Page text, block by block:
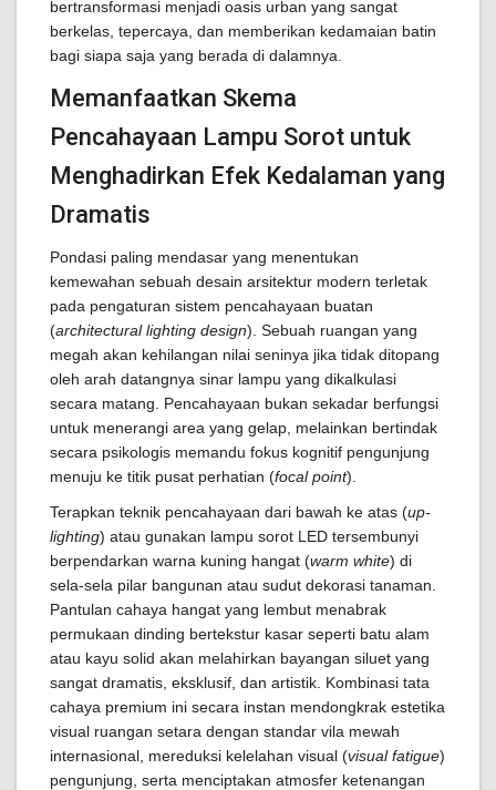
bertransformasi menjadi oasis urban yang sangat
berkelas, tepercaya, dan memberikan kedamaian batin
bagi siapa saja yang berada di dalamnya.
Memanfaatkan Skema
Pencahayaan Lampu Sorot untuk
Menghadirkan Efek Kedalaman yang
Dramatis
Pondasi paling mendasar yang menentukan
kemewahan sebuah desain arsitektur modern terletak
pada pengaturan sistem pencahayaan buatan
(architectural lighting design). Sebuah ruangan yang
megah akan kehilangan nilai seninya jika tidak ditopang
oleh arah datangnya sinar lampu yang dikalkulasi
secara matang. Pencahayaan bukan sekadar berfungsi
untuk menerangi area yang gelap, melainkan bertindak
secara psikologis memandu fokus kognitif pengunjung
menuju ke titik pusat perhatian (focal point).
Terapkan teknik pencahayaan dari bawah ke atas (up-
lighting) atau gunakan lampu sorot LED tersembunyi
berpendarkan warna kuning hangat (warm white) di
sela-sela pilar bangunan atau sudut dekorasi tanaman.
Pantulan cahaya hangat yang lembut menabrak
permukaan dinding bertekstur kasar seperti batu alam
atau kayu solid akan melahirkan bayangan siluet yang
sangat dramatis, eksklusif, dan artistik. Kombinasi tata
cahaya premium ini secara instan mendongkrak estetika
visual ruangan setara dengan standar vila mewah
internasional, mereduksi kelelahan visual (visual fatigue)
pengunjung, serta menciptakan atmosfer ketenangan